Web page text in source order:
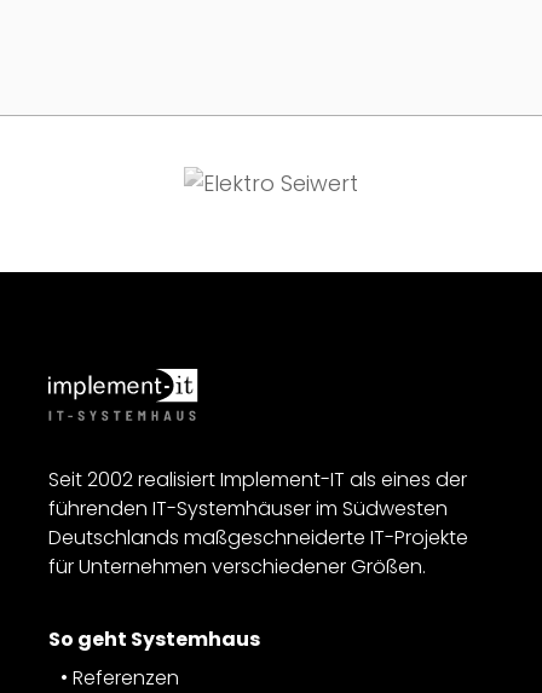
Seit 2002 realisiert Implement-IT als eines der
führenden IT-Systemhäuser im Südwesten
Deutschlands maßgeschneiderte IT-Projekte
für Unternehmen verschiedener Größen.
So geht Systemhaus
Referenzen